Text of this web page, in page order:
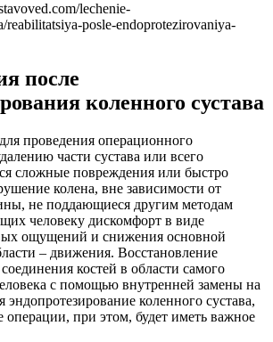
lechenie-
reabilitatsiya-posle-endoprotezirovaniya-
после
коленного сустава
проведения операционного
части сустава или всего
сложные повреждения или быстро
колена, вне зависимости от
не поддающиеся другим методам
человеку дискомфорт в виде
ощущений и снижения основной
– движения. Восстановление
костей в области самого
с помощью внутренней замены на
эндопротезирование коленного сустава,
операции, при этом, будет иметь важное